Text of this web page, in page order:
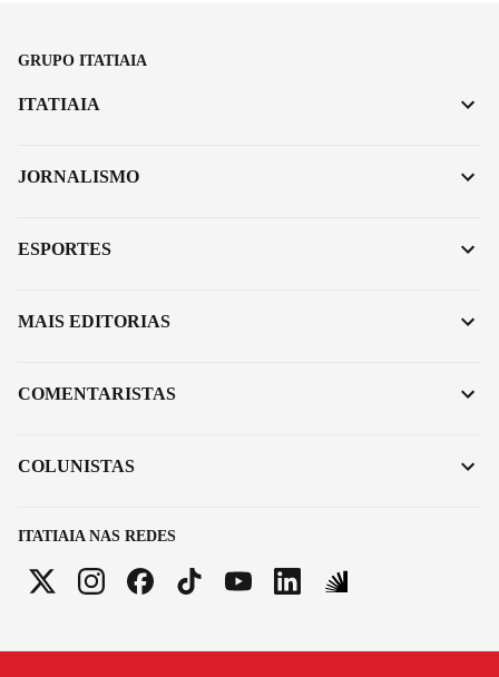
GRUPO ITATIAIA
ITATIAIA NAS REDES
ITATIAIA
JORNALISMO
ESPORTES
MAIS EDITORIAS
COMENTARISTAS
COLUNISTAS